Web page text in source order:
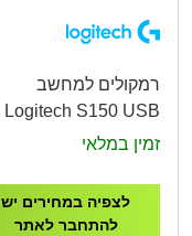
רמקולים למחשב
Logitech S150 USB
Stereo Speakers
זמין במלאי
לצפיה במחירים יש
להתחבר לאתר